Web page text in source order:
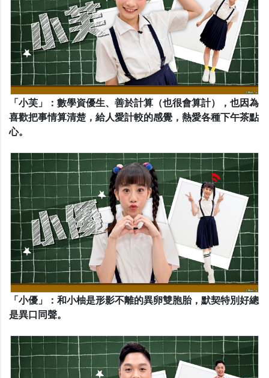
「小芙」：數學資優生、善於計算（也很會算計），也因為
喜歡把事情算清楚，給人愛計較的感覺，熱愛各種下午茶點
心。
「小優」：和小柚是形影不離的異卵雙胞胎，默契特別好總
是異口同聲。